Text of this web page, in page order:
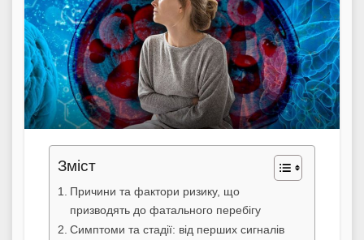
Зміст
Причини та фактори ризику, що
призводять до фатального перебігу
Симптоми та стадії: від перших сигналів